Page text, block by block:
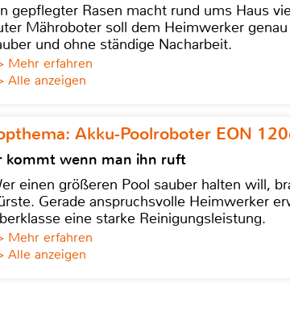
gepflegter Rasen macht rund ums Haus
Mähroboter soll dem Heimwerker
und ohne ständige Nacharbeit.
Mehr erfahren
Alle anzeigen
Akku-Poolroboter EON
kommt wenn man ihn ruft
einen größeren Pool sauber halten will,
Gerade anspruchsvolle Heimwerker
eine starke Reinigungsleistung.
Mehr erfahren
Alle anzeigen